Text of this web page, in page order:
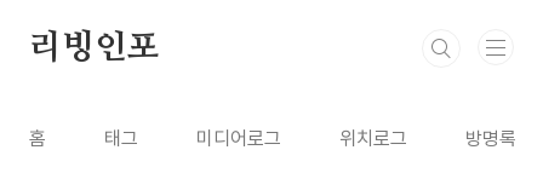
리빙인포
홈 태그 미디어로그 위치로그 방명록